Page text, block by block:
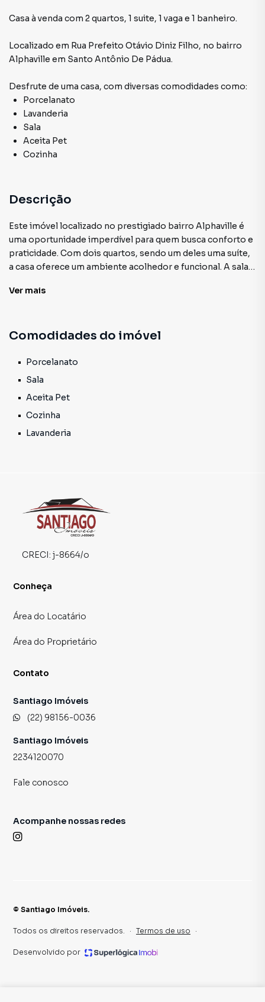
Casa à venda com 2 quartos, 1 suite, 1 vaga e 1 banheiro.
Localizado em Rua Prefeito Otávio Diniz Filho, no bairro
Alphaville em Santo Antônio De Pádua.
Desfrute de uma casa, com diversas comodidades como:
Porcelanato
Lavanderia
Sala
Aceita Pet
Cozinha
Descrição
Este imóvel localizado no prestigiado bairro Alphaville é
uma oportunidade imperdível para quem busca conforto e
praticidade. Com dois quartos, sendo um deles uma suíte,
a casa oferece um ambiente acolhedor e funcional. A sala é
família, enquanto a cozinha proporciona um espaço bem
moradores e visitantes. A área de serviço é prática,
propriedade conta com uma garagem, assegurando
segurança e tranquilidade para o seu veículo. Sendo uma
pronta para receber seu toque pessoal e se transformar
no lar dos seus sonhos.
Ver mais
Comodidades do imóvel
Porcelanato
Sala
Aceita Pet
Cozinha
Lavanderia
CRECI: j-8664/o
Conheça
Área do Locatário
Área do Proprietário
Contato
Santiago Imóveis
(22) 98156-0036
Santiago Imóveis
2234120070
Fale conosco
Acompanhe nossas redes
© Santiago Imóveis.
Todos os direitos reservados. · Termos de uso ·
Desenvolvido por